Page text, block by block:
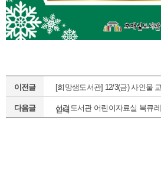
이전글 [희망샘도서관] 12/3(금) 사인물
안내
다음글 선경도서관 어린이자료실 북큐